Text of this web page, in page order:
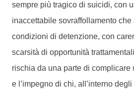
sempre più tragico di suicidi, con
inaccettabile sovraffollamento
condizioni di detenzione, con
scarsità di opportunità
rischia da una parte di complicare
e l’impegno di chi, all’interno